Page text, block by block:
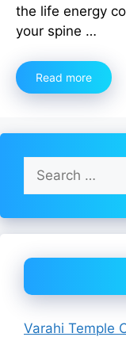
the life energy
your spine …
Read more
Search
for:
Varahi Temple